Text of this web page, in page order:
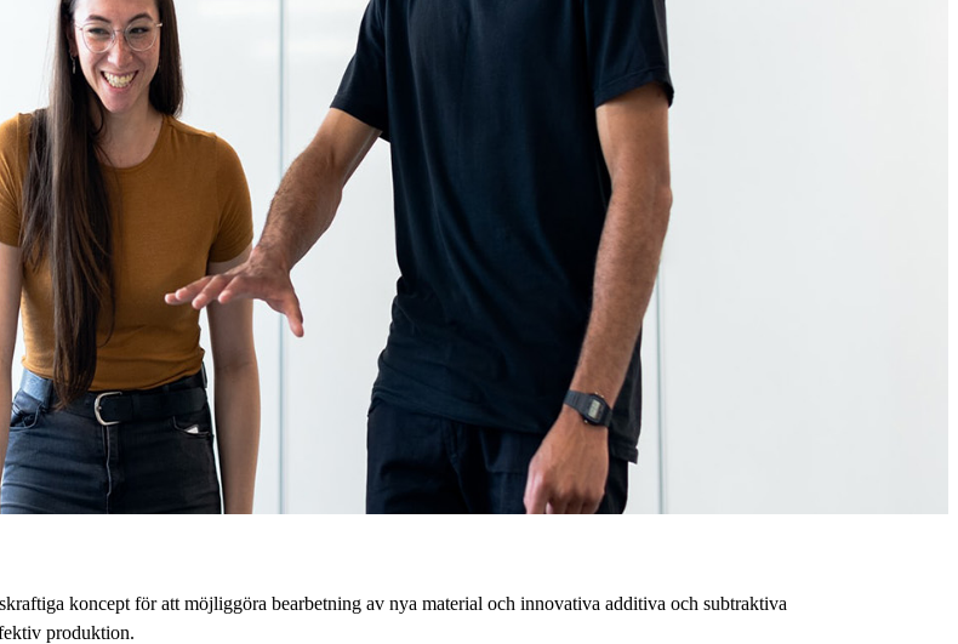
koncept för att möjliggöra bearbetning av nya material och innovativa additiva och subtraktiva
produktion.